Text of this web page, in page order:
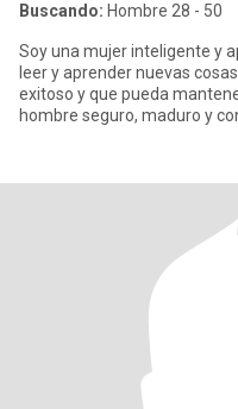
Buscando: Hombre 28 - 50
Soy una mujer inteligente y
leer y aprender nuevas
exitoso y que pueda
hombre seguro, maduro y